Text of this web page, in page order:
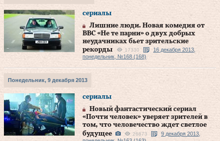
сериалы
Лишние люди. Новая комедия от
ВВС «Не те парни» о двух добрых
неудачниках бьет зрительские
рекорды
17330
16 декабря 2013,
понедельник, №168 (168)
Понедельник, 9 декабря 2013
сериалы
Новый фантастический сериал
«Почти человек» уверяет зрителей в
том, что человечество ждет светлое
будущее
26873
9 декабря 2013,